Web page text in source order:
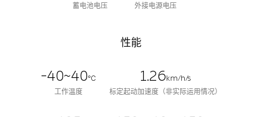
蓄电池电压
外接电源电压
性能
-40~40℃
工作温度
1.26 km/h/s
标定起动加速度（非实际运用情况）